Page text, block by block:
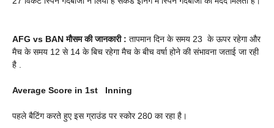
AFG vs BANमौसम की जानकारी : तापमान दिन के समय 23 के ऊपर रहेगा और
मैच के समय 12 से 14 के बिच रहेगा मैच के बीच वर्षा होने की संभावना जताई जा रही
है .
Average Score in 1st Inning
पहले बैटिंग करते हुए इस ग्राउंड पर स्कोर 280 का रहा है।